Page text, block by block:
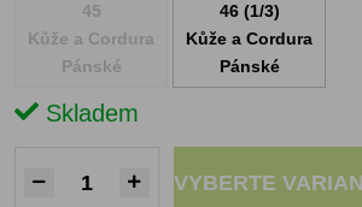
45
Kůže a Cordura
Pánské
46 (1/3)
Kůže a Cordura
Pánské
Skladem
VYBERTE